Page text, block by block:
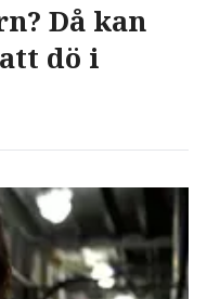
Då kan
dö i